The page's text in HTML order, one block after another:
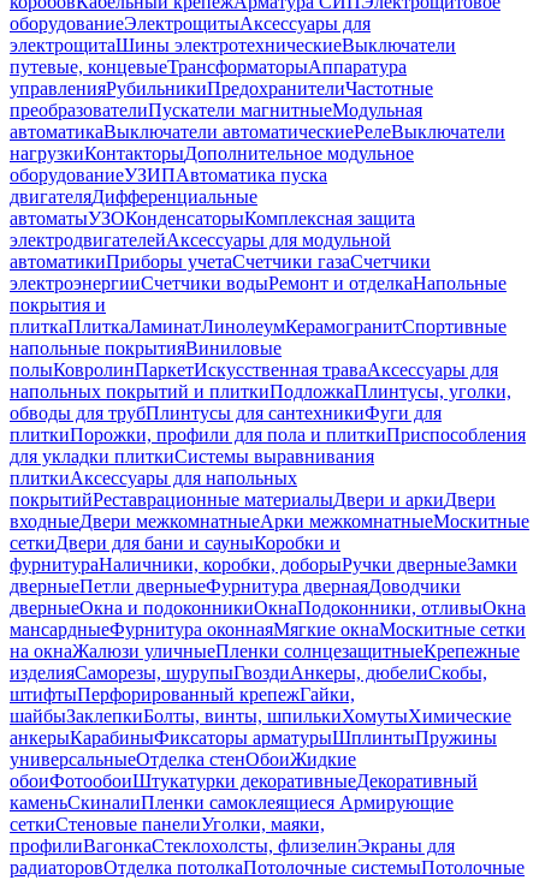
оборудованиеЭлектрощитыАксессуары для
электрощитаШины электротехническиеВыключатели
путевые, концевыеТрансформаторыАппаратура
управленияРубильникиПредохранителиЧастотные
преобразователиПускатели магнитныеМодульная
автоматикаВыключатели автоматическиеРелеВыключатели
нагрузкиКонтакторыДополнительное модульное
оборудованиеУЗИПАвтоматика пуска
двигателяДифференциальные
автоматыУЗОКонденсаторыКомплексная защита
электродвигателейАксессуары для модульной
автоматикиПриборы учетаСчетчики газаСчетчики
электроэнергииСчетчики водыРемонт и отделкаНапольные
покрытия и
плиткаПлиткаЛаминатЛинолеумКерамогранитСпортивные
напольные покрытияВиниловые
полыКовролинПаркетИскусственная траваАксессуары для
напольных покрытий и плиткиПодложкаПлинтусы, уголки,
обводы для трубПлинтусы для сантехникиФуги для
плиткиПорожки, профили для пола и плиткиПриспособления
для укладки плиткиСистемы выравнивания
плиткиАксессуары для напольных
покрытийРеставрационные материалыДвери и аркиДвери
входныеДвери межкомнатныеАрки межкомнатныеМоскитные
сеткиДвери для бани и сауныКоробки и
фурнитураНаличники, коробки, доборыРучки дверныеЗамки
дверныеПетли дверныеФурнитура двернаяДоводчики
дверныеОкна и подоконникиОкнаПодоконники, отливыОкна
мансардныеФурнитура оконнаяМягкие окнаМоскитные сетки
на окнаЖалюзи уличныеПленки солнцезащитныеКрепежные
изделияСаморезы, шурупыГвоздиАнкеры, дюбелиСкобы,
штифтыПерфорированный крепежГайки,
шайбыЗаклепкиБолты, винты, шпилькиХомутыХимические
анкерыКарабиныФиксаторы арматурыШплинтыПружины
универсальныеОтделка стенОбоиЖидкие
обоиФотообоиШтукатурки декоративныеДекоративный
каменьСкиналиПленки самоклеящиеся Армирующие
сеткиСтеновые панелиУголки, маяки,
профилиВагонкаСтеклохолсты, флизелинЭкраны для
радиаторовОтделка потолкаПотолочные системыПотолочные